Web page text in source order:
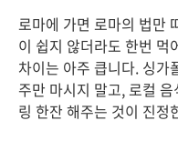
로마에 가면 로마의 법만
이 쉽지 않더라도 한번 먹
차이는 아주 큽니다. 싱가
주만 마시지 말고, 로컬
링 한잔 해주는 것이 진정